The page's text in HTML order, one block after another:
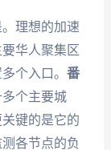
理想的加速
华人聚集区
个入口。 番
个主要城
键的是它的
各节点的负